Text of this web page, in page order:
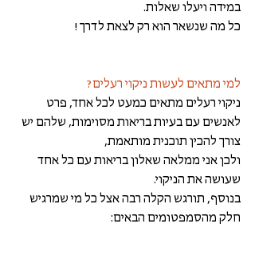
במידה ויעלו שאלות.
כל מה שנשאר הוא רק לצאת לדרך !
למי מתאים לעשות ניקוי רעלים?
ניקוי רעלים מתאים כמעט לכל אחד, פרט
לאנשים עם בעיות בריאות מסוימות, שלהם יש
צורך להכין תוכנית מותאמת,
ולכן אני ממלאה שאלון בריאות עם כל אחד
שעושה את הניקוי.
בנוסף, תורגש הקלה רבה אצל כל מי שמרגיש
חלק מהסמפטומים הבאים: